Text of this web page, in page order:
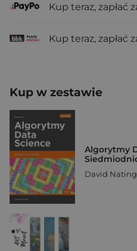
Kup teraz, zapłać
Kup teraz, zapłać
Kup w zestawie
Algorytmy
David